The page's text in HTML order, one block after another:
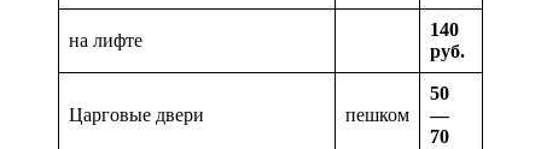
на лифте
140
руб.
Царговые двери пешком
50
—
70